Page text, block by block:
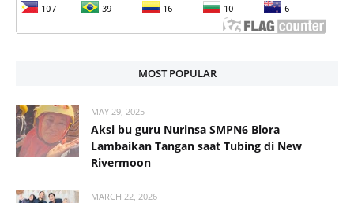
MOST POPULAR
MAY 29, 2025
Aksi bu guru Nurinsa SMPN6 Blora
Lambaikan Tangan saat Tubing di New
Rivermoon
MARCH 22, 2026